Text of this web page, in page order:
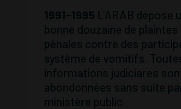
1991-1995 L’ARAB dépose
bonne douzaine de plaintes
pénales contre des
système de vomitifs.
informations judiciares
abondonnées sans suite
ministère public.